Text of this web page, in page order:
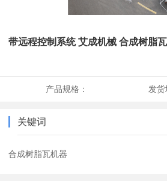
带远程控制系统 艾成机械 合成树脂
产品规格： 发货
关键词
合成树脂瓦机器